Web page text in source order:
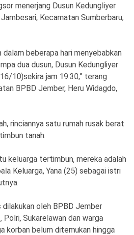
menerjang Dusun Kedungliyer
Kecamatan Sumberbaru,
dalam beberapa hari menyebabkan
dua dusun, Dusun Kedungliyer
10)sekira jam 19:30,” terang
BPBD Jember, Heru Widagdo,
rinciannya satu rumah rusak berat
tanah.
keluarga tertimbun, mereka adalah
Keluarga, Yana (25) sebagai istri
oleh BPBD Jember
Polri, Sukarelawan dan warga
korban belum ditemukan hingga